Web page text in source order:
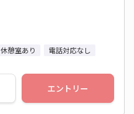
休憩室あり 電話対応なし
エントリー